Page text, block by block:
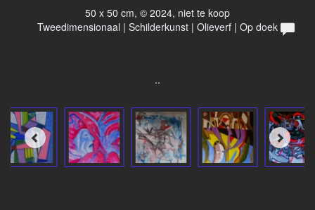
50 x 50 cm, © 2024, niet te koop
Tweedimensionaal | Schilderkunst | Olieverf | Op doek
..